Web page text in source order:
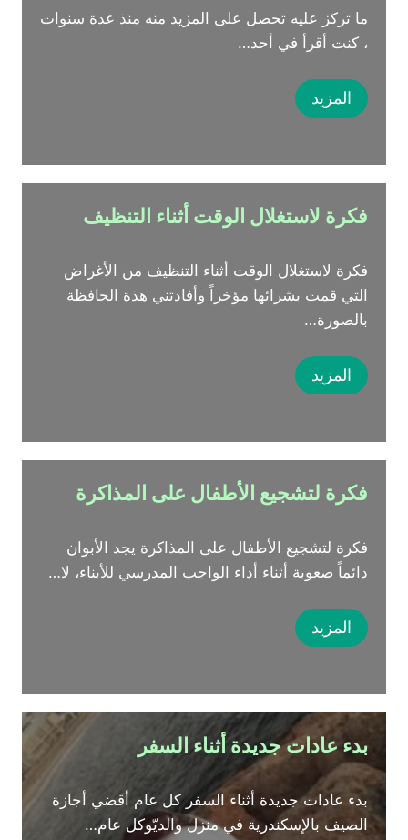
ما تركز عليه تحصل على المزيد منه منذ عدة سنوات
، كنت أقرأ في أحد…
المزيد
فكرة لاستغلال الوقت أثناء التنظيف
فكرة لاستغلال الوقت أثناء التنظيف من الأغراض
التي قمت بشرائها مؤخراً وأفادتني هذة الحافظة
بالصورة…
المزيد
فكرة لتشجيع الأطفال على المذاكرة
فكرة لتشجيع الأطفال على المذاكرة يجد الأبوان
دائماً صعوبة أثناء أداء الواجب المدرسي للأبناء، لا…
المزيد
بدء عادات جديدة أثناء السفر
بدء عادات جديدة أثناء السفر كل عام أقضي أجازة
الصيف بالإسكندرية في منزل والديّوكل عام…